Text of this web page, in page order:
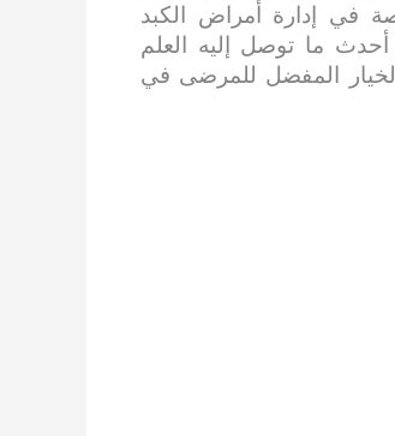
في إدارة أمراض الكبد
أحدث ما توصل إليه العلم
الخيار المفضل للمرضى في